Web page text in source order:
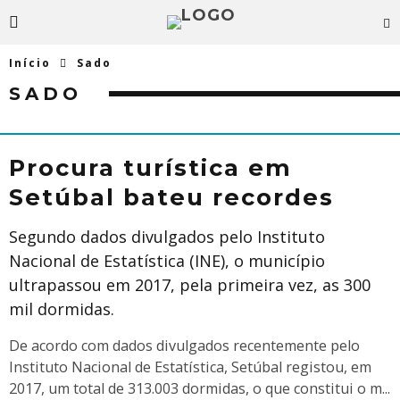
Início Sado
SADO
Procura turística em
Setúbal bateu recordes
Segundo dados divulgados pelo Instituto
Nacional de Estatística (INE), o município
ultrapassou em 2017, pela primeira vez, as 300
mil dormidas.
De acordo com dados divulgados recentemente pelo
Instituto Nacional de Estatística, Setúbal registou, em
2017, um total de 313.003 dormidas, o que constitui o m...